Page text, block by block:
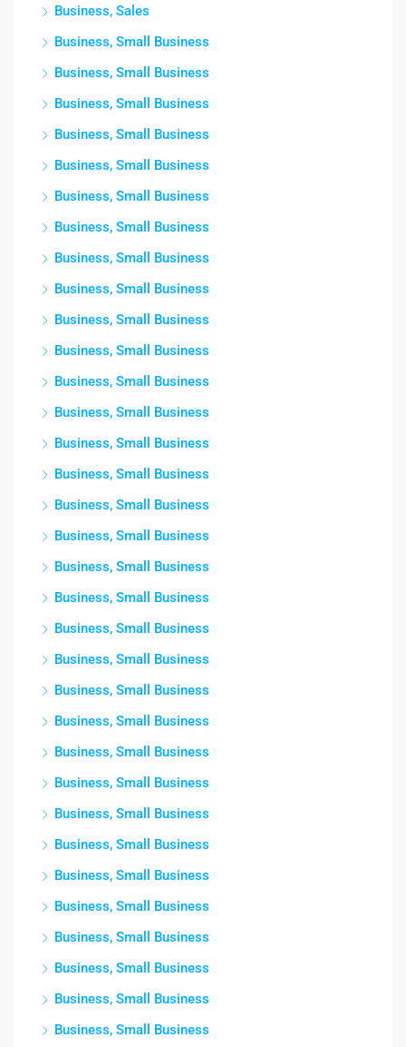
Business, Sales
Business, Small Business
Business, Small Business
Business, Small Business
Business, Small Business
Business, Small Business
Business, Small Business
Business, Small Business
Business, Small Business
Business, Small Business
Business, Small Business
Business, Small Business
Business, Small Business
Business, Small Business
Business, Small Business
Business, Small Business
Business, Small Business
Business, Small Business
Business, Small Business
Business, Small Business
Business, Small Business
Business, Small Business
Business, Small Business
Business, Small Business
Business, Small Business
Business, Small Business
Business, Small Business
Business, Small Business
Business, Small Business
Business, Small Business
Business, Small Business
Business, Small Business
Business, Small Business
Business, Small Business